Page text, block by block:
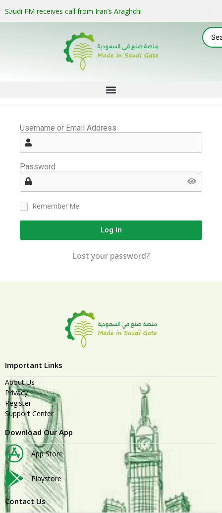
Saudi FM receives call from Iran’s Araghchi
Username or Email Address
Password
Remember Me
Log In
Lost your password?
Important Links
About Us
Privacy
Register
Support Center
Download Our App
App Store
Playstore
Contact Us